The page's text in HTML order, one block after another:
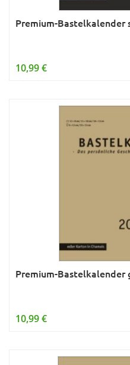
Premium-Bastelkalender
10,99 €
Premium-
10,99 €